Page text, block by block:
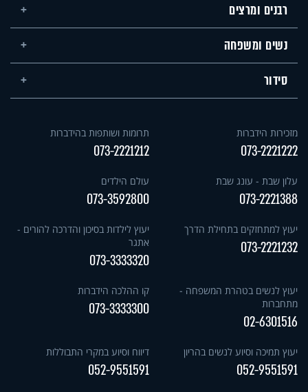
רבנים ומרצים
נשים ומשפחה
סידור
מזכירות הידברות
073-2221222
תרומות ושותפות בהידברות
073-2221212
עלון שבת - עונג שבת
073-2221388
עולם הילדים
073-3592800
יעוץ למתחזקים בתחילת הדרך
073-2221232
יעוץ לילדות בסיכון והדרכה להורים -
אתגר
073-3333320
יעוץ לנשים בטהרת המשפחה -
מתחברות
02-6301516
קו ההלכה הידברות
073-3333300
יעוץ תמיכה וסיוע לנשים בהריון
052-9551591
דיווח וסיוע במקרי התבוללות
052-9551591